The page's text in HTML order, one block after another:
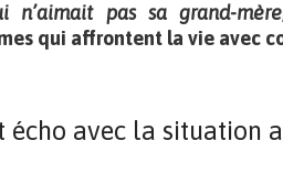
n’aimait pas sa grand-mère
qui affrontent la vie avec
écho avec la situation